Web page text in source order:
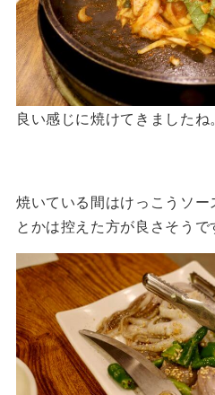
良い感じに焼けてきましたね。
焼いている間はけっこうソ
とかは控えた方が良さそうで